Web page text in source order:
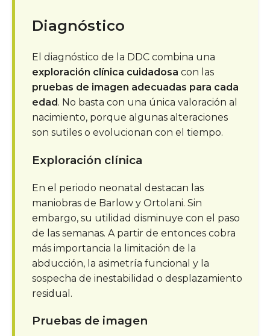
Diagnóstico
El diagnóstico de la DDC combina una
exploración clínica cuidadosa con las
pruebas de imagen adecuadas para cada
edad . No basta con una única valoración al
nacimiento, porque algunas alteraciones
son sutiles o evolucionan con el tiempo.
Exploración clínica
En el periodo neonatal destacan las
maniobras de Barlow y Ortolani. Sin
embargo, su utilidad disminuye con el paso
de las semanas. A partir de entonces cobra
más importancia la limitación de la
abducción, la asimetría funcional y la
sospecha de inestabilidad o desplazamiento
residual.
Pruebas de imagen